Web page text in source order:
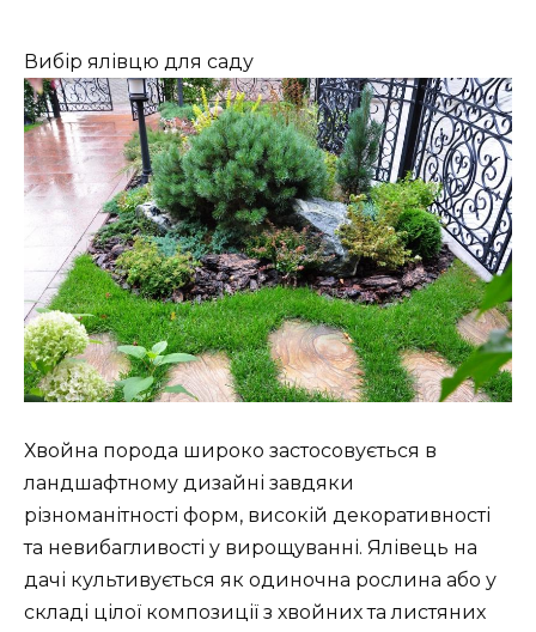
Вибір ялівцю для саду
Хвойна порода широко застосовується в
ландшафтному дизайні завдяки
різноманітності форм, високій декоративності
та невибагливості у вирощуванні. Ялівець на
дачі культивується як одиночна рослина або у
складі цілої композиції з хвойних та листяних